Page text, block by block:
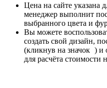
Цена на сайте указана
менеджер выполнит
выбранного цвета и
Вы можете
создать свой дизайн,
(кликнув на значок ) и
для расчёта стоимости